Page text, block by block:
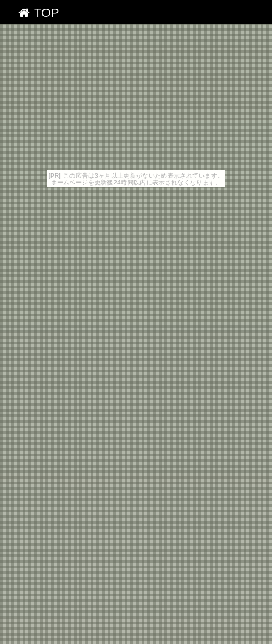
[PR] この広告は3ヶ月以上更新がないため表示されています。
ホームページを更新後24時間以内に表示されなくなります。
TOP